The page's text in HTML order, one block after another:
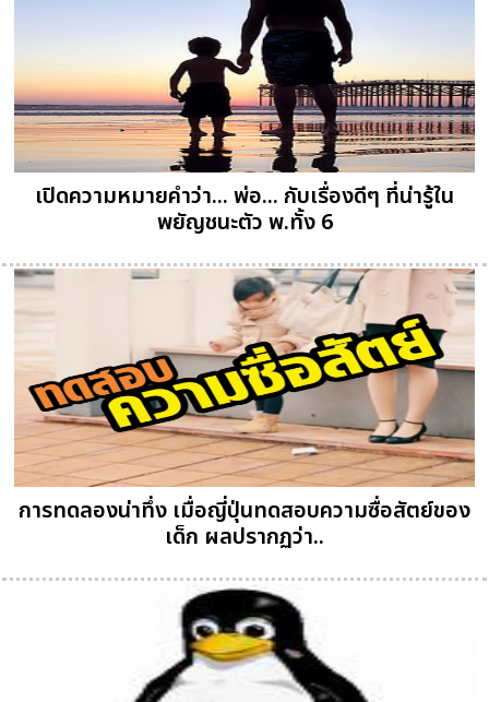
เปิดความหมายคำว่า... พ่อ... กับเรื่องดีๆ ที่น่ารู้ใน
พยัญชนะตัว พ.ทั้ง 6
การทดลองน่าทึ่ง เมื่อญี่ปุ่นทดสอบความซื่อสัตย์ของ
เด็ก ผลปรากฏว่า..